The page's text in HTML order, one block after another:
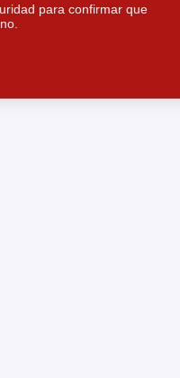
para confirmar que